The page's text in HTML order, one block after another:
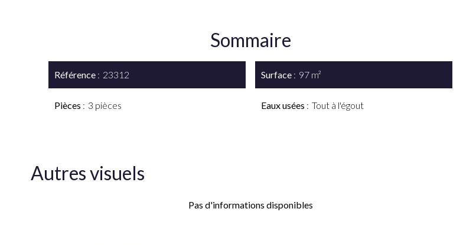
Sommaire
Référence 23312
Pièces 3 pièces
Surface 97 m²
Eaux usées Tout à l'égout
Autres visuels
Pas d'informations disponibles